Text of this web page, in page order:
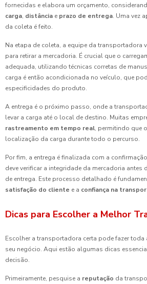
fornecidas e elabora um orçamento,
carga, distância e prazo de entrega. Uma vez
da coleta é feito.
Na etapa de coleta, a equipe da transportadora
para retirar a mercadoria. É crucial que o
adequada, utilizando técnicas corretas de
carga é então acondicionada no veículo, que
especificidades do produto.
A entrega é o próximo passo, onde a
levar a carga até o local de destino. Muitas
rastreamento em tempo real, permitindo que
localização da carga durante todo o percurso.
Por fim, a entrega é finalizada com a
deve verificar a integridade da mercadoria antes
de entrega. Este processo detalhado é
satisfação do cliente e a confiança na
Dicas para Escolher a Melhor
Escolher a transportadora certa pode fazer toda
seu negócio. Aqui estão algumas dicas
decisão.
Primeiramente, pesquise a reputação da